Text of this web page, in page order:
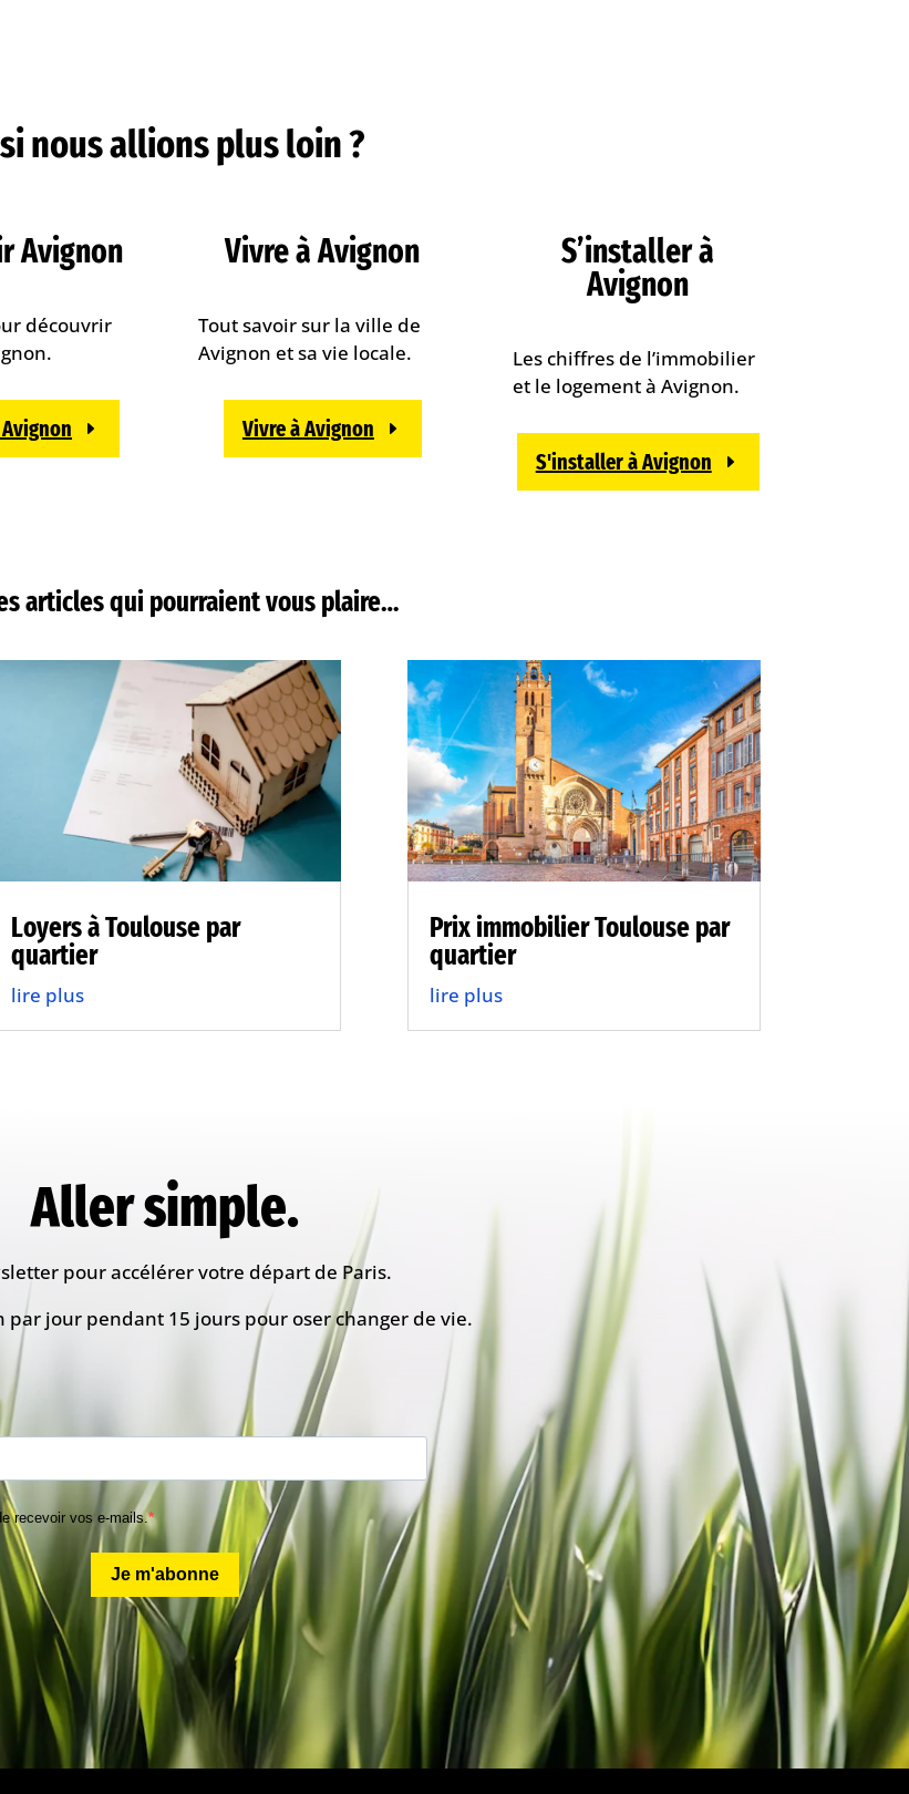
nous allions plus loin ?
Avignon
découvrir
Vivre à Avignon
Tout savoir sur la ville de
Avignon et sa vie locale.
Vivre à Avignon
S’installer à
Avignon
Les chiffres de l’immobilier
et le logement à Avignon.
S'installer à Avignon
articles qui pourraient vous plaire…
Loyers à Toulouse par
quartier
lire plus
Prix immobilier Toulouse par
quartier
lire plus
Aller simple.
pour accélérer votre départ de Paris.
par jour pendant 15 jours pour oser changer de vie.
recevoir vos e-mails.
Je m'abonne